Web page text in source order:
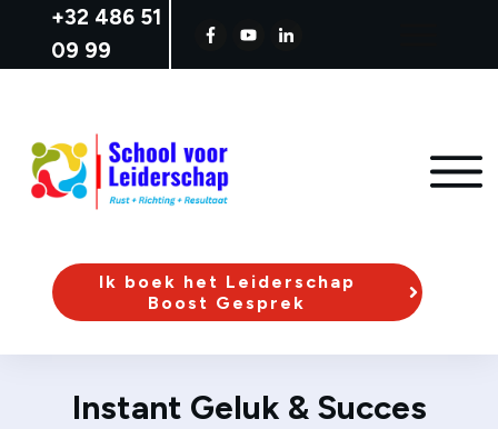
+32 486 51
09 99
Ik boek het Leiderschap
Boost Gesprek
Instant Geluk & Succes